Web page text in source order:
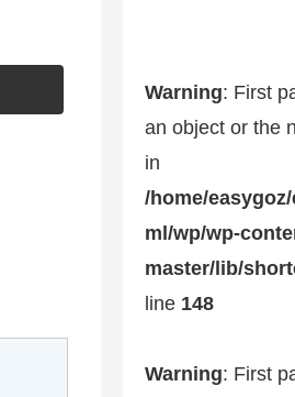
Warning: First
an object or the
in
/home/
ml/wp/wp-
master/lib/
line 148
Warning: First